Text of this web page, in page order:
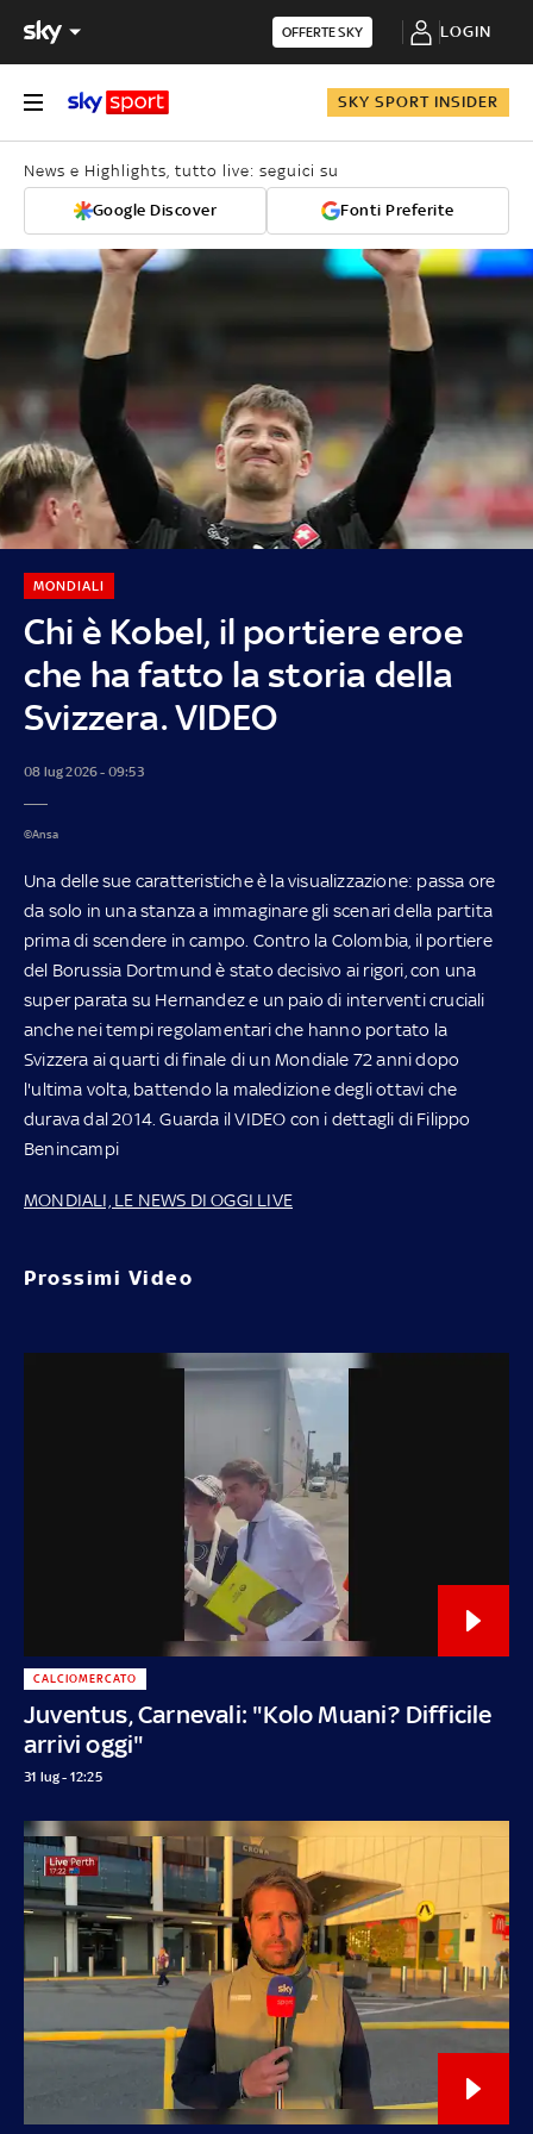
OFFERTE SKY LOGIN
SKY SPORT INSIDER
News e Highlights, tutto live: seguici su
Google Discover Fonti Preferite
Chi è Kobel, il portiere eroe
che ha fatto la storia della
Svizzera. VIDEO
MONDIALI
08 lug 2026 - 09:53
©Ansa
Una delle sue caratteristiche è la visualizzazione: passa ore
da solo in una stanza a immaginare gli scenari della partita
prima di scendere in campo. Contro la Colombia, il portiere
del Borussia Dortmund è stato decisivo ai rigori, con una
super parata su Hernandez e un paio di interventi cruciali
anche nei tempi regolamentari che hanno portato la
Svizzera ai quarti di finale di un Mondiale 72 anni dopo
l'ultima volta, battendo la maledizione degli ottavi che
durava dal 2014. Guarda il VIDEO con i dettagli di Filippo
Benincampi
MONDIALI, LE NEWS DI OGGI LIVE
Prossimi Video
Juventus, Carnevali: "Kolo Muani? Difficile
arrivi oggi"
CALCIOMERCATO
31 lug - 12:25